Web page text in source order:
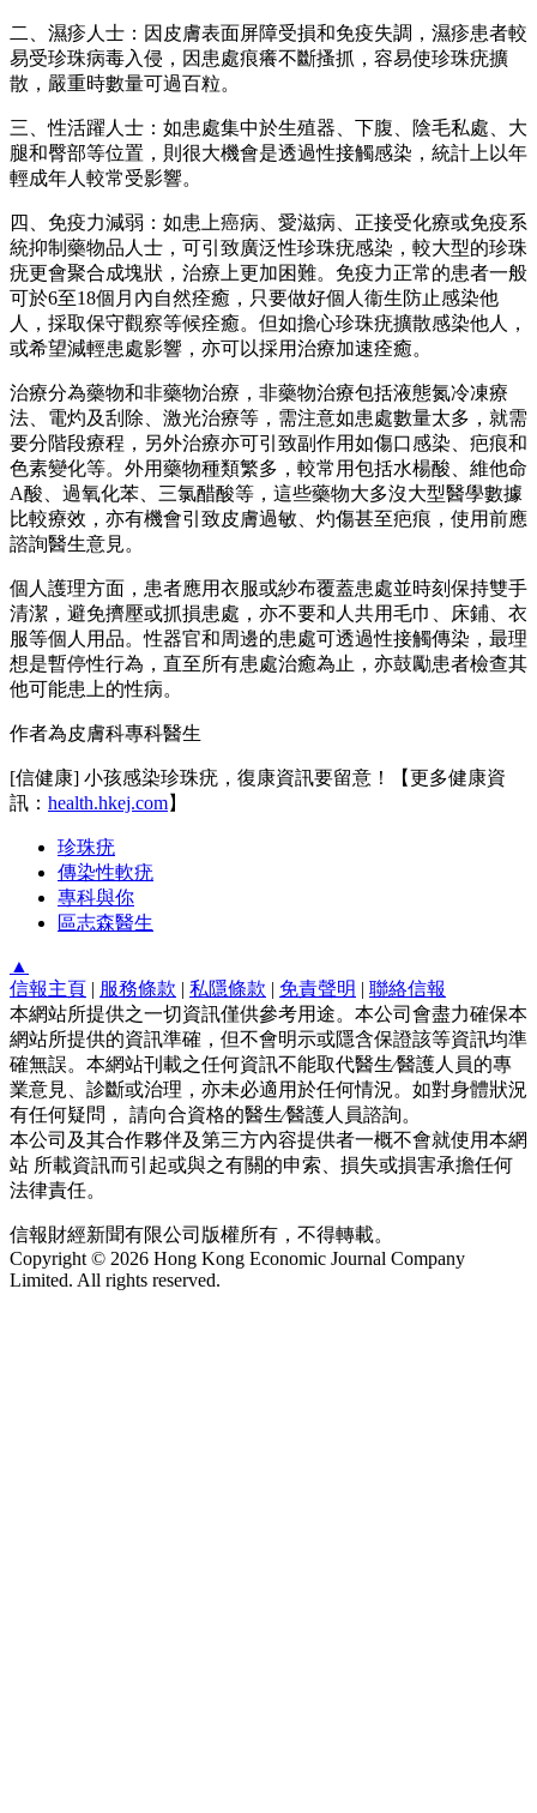
二、濕疹人士：因皮膚表面屏障受損和免疫失調，濕疹患者較
易受珍珠病毒入侵，因患處痕癢不斷搔抓，容易使珍珠疣擴
散，嚴重時數量可過百粒。
三、性活躍人士：如患處集中於生殖器、下腹、陰毛私處、大
腿和臀部等位置，則很大機會是透過性接觸感染，統計上以年
輕成年人較常受影響。
四、免疫力減弱：如患上癌病、愛滋病、正接受化療或免疫系
統抑制藥物品人士，可引致廣泛性珍珠疣感染，較大型的珍珠
疣更會聚合成塊狀，治療上更加困難。免疫力正常的患者一般
可於6至18個月內自然痊癒，只要做好個人衞生防止感染他
人，採取保守觀察等候痊癒。但如擔心珍珠疣擴散感染他人，
或希望減輕患處影響，亦可以採用治療加速痊癒。
治療分為藥物和非藥物治療，非藥物治療包括液態氮冷凍療
法、電灼及刮除、激光治療等，需注意如患處數量太多，就需
要分階段療程，另外治療亦可引致副作用如傷口感染、疤痕和
色素變化等。外用藥物種類繁多，較常用包括水楊酸、維他命
A酸、過氧化苯、三氯醋酸等，這些藥物大多沒大型醫學數據
比較療效，亦有機會引致皮膚過敏、灼傷甚至疤痕，使用前應
諮詢醫生意見。
個人護理方面，患者應用衣服或紗布覆蓋患處並時刻保持雙手
清潔，避免擠壓或抓損患處，亦不要和人共用毛巾、床鋪、衣
服等個人用品。性器官和周邊的患處可透過性接觸傳染，最理
想是暫停性行為，直至所有患處治癒為止，亦鼓勵患者檢查其
他可能患上的性病。
作者為皮膚科專科醫生
[信健康] 小孩感染珍珠疣，復康資訊要留意！【更多健康資
訊： health.hkej.com】
珍珠疣
傳染性軟疣
專科與你
區志森醫生
▲
信報主頁 | 服務條款 | 私隱條款 | 免責聲明 | 聯絡信報
本網站所提供之一切資訊僅供參考用途。本公司會盡力確保本
網站所提供的資訊準確，但不會明示或隱含保證該等資訊均準
確無誤。本網站刊載之任何資訊不能取代醫生∕醫護人員的專
業意見、診斷或治理，亦未必適用於任何情況。如對身體狀況
有任何疑問， 請向合資格的醫生∕醫護人員諮詢。
本公司及其合作夥伴及第三方內容提供者一概不會就使用本網
站 所載資訊而引起或與之有關的申索、損失或損害承擔任何
法律責任。
信報財經新聞有限公司版權所有，不得轉載。
Copyright © 2026 Hong Kong Economic Journal Company
Limited. All rights reserved.